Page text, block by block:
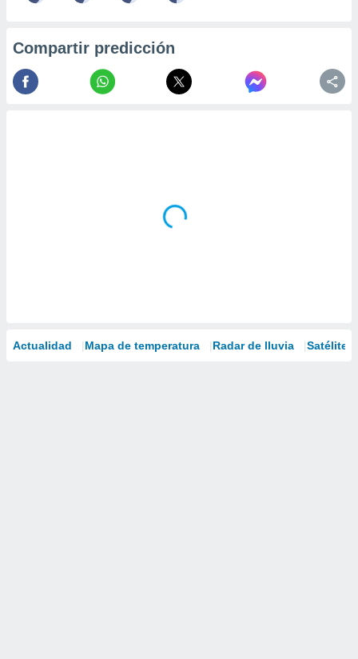
Compartir predicción
Actualidad Mapa de temperatura Radar de lluvia Satélites